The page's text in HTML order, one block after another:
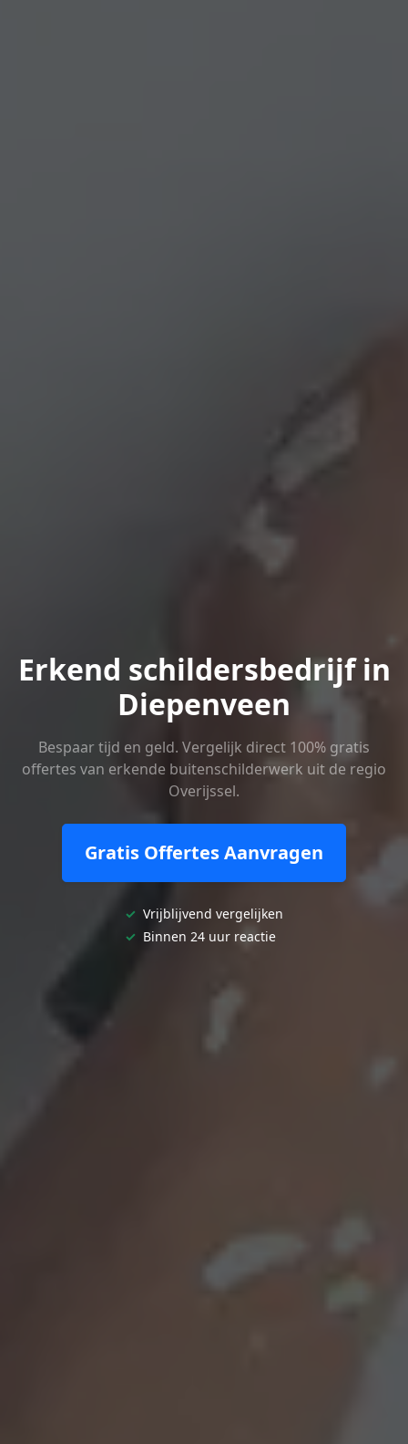
Erkend schildersbedrijf in
Diepenveen
Bespaar tijd en geld. Vergelijk direct 100% gratis
offertes van erkende buitenschilderwerk uit de regio
Overijssel.
Gratis Offertes Aanvragen
✓ Vrijblijvend vergelijken
✓ Binnen 24 uur reactie